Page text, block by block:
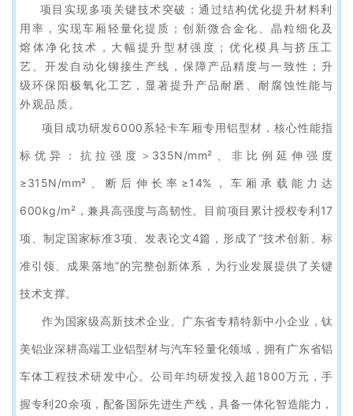
项目实现多项关键技术突破：通过结构优化提升材料利
用率，实现车厢轻量化提质；创新微合金化、晶粒细化及
熔体净化技术，大幅提升型材强度；优化模具与挤压工
艺、开发自动化铆接生产线，保障产品精度与一致性；升
级环保阳极氧化工艺，显著提升产品耐磨、耐腐蚀性能与
外观品质。
项目成功研发6000系轻卡车厢专用铝型材，核心性能指
标优异：抗拉强度＞335N/mm²、非比例延伸强度
≥315N/mm²、断后伸长率≥14%，车厢承载能力达
600kg/m²，兼具高强度与高韧性。目前项目累计授权专利17
项、制定国家标准3项、发表论文4篇，形成了“技术创新、标
准引领、成果落地”的完整创新体系，为行业发展提供了关键
技术支撑。
作为国家级高新技术企业、广东省专精特新中小企业，钛
美铝业深耕高端工业铝型材与汽车轻量化领域，拥有广东省铝
车体工程技术研发中心。公司年均研发投入超1800万元，手
握专利20余项，配备国际先进生产线，具备一体化智造能力，